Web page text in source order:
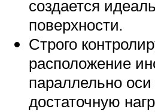
создается
поверхности.
Строго
расположение
параллельно
достаточную